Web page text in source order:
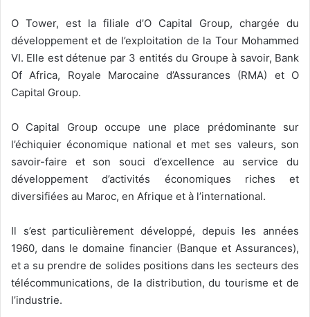
O Tower, est la filiale d’O Capital Group, chargée du
développement et de l’exploitation de la Tour Mohammed
VI. Elle est détenue par 3 entités du Groupe à savoir, Bank
Of Africa, Royale Marocaine d’Assurances (RMA) et O
Capital Group.
O Capital Group occupe une place prédominante sur
l’échiquier économique national et met ses valeurs, son
savoir-faire et son souci d’excellence au service du
développement d’activités économiques riches et
diversifiées au Maroc, en Afrique et à l’international.
Il s’est particulièrement développé, depuis les années
1960, dans le domaine financier (Banque et Assurances),
et a su prendre de solides positions dans les secteurs des
télécommunications, de la distribution, du tourisme et de
l’industrie.